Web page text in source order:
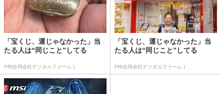
「宝くじ、運じゃなかった」当
たる人は“同じこと”してる
PR(合同会社デジタルファーム )
「宝くじ、運じゃなかった」当
たる人は“同じこと”してる
PR(合同会社デジタルファーム )